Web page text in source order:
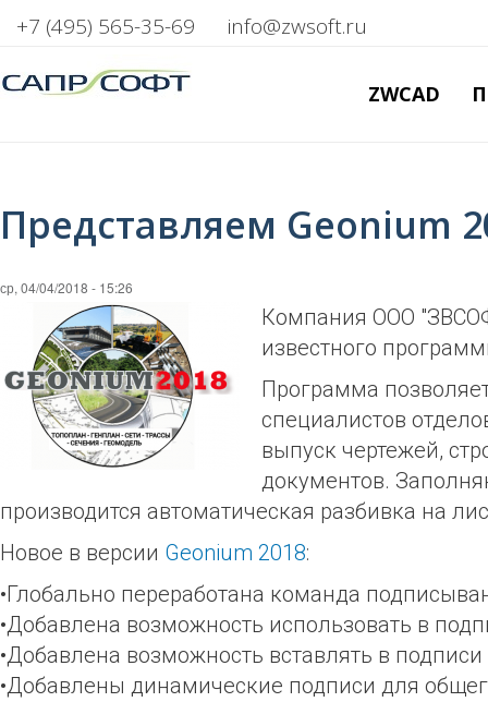
+7 (495) 565-35-69 info@zwsoft.ru
ZWCAD
Представляем Geonium
ср, 04/04/2018 - 15:26
Компания ООО
известного
Программа
специалистов
выпуск чертежей,
документов.
производится автоматическая разбивка на
Новое в версии Geonium 2018:
•Глобально переработана команда
•Добавлена возможность использовать в
•Добавлена возможность вставлять в
•Добавлены динамические подписи для